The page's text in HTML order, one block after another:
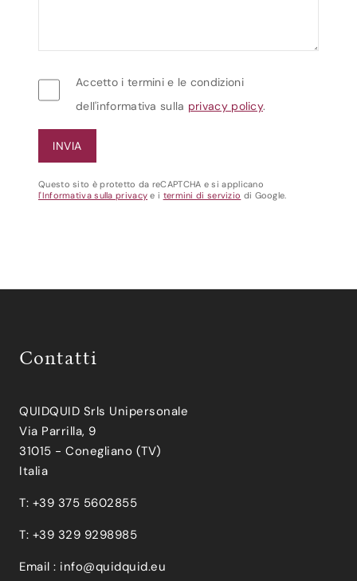
Accetto i termini e le condizioni
dell'informativa sulla privacy policy.
Questo sito è protetto da reCAPTCHA e si applicano
l'Informativa sulla privacy e i termini di servizio di Google.
Contatti
QUIDQUID Srls Unipersonale
Via Parrilla, 9
31015 - Conegliano (TV)
Italia
T: +39 375 5602855
T: +39 329 9298985
Email : info@quidquid.eu